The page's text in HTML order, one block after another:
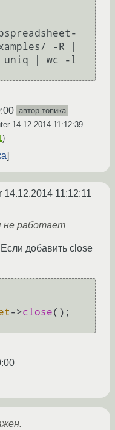
-R |
| wc -l
автор топика
14.12.2014 11:12:39
)
14.12.2014 11:12:11
не работает
добавить close
->close();